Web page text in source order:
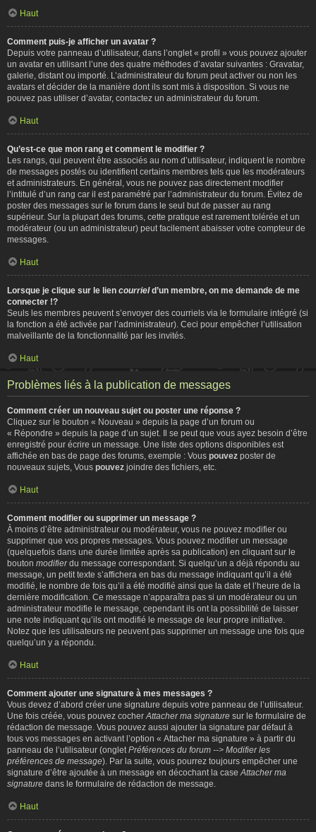
Haut
Comment puis-je afficher un avatar ?
Depuis votre panneau d’utilisateur, dans l’onglet « profil » vous pouvez ajouter
un avatar en utilisant l’une des quatre méthodes d’avatar suivantes : Gravatar,
galerie, distant ou importé. L’administrateur du forum peut activer ou non les
avatars et décider de la manière dont ils sont mis à disposition. Si vous ne
pouvez pas utiliser d’avatar, contactez un administrateur du forum.
Haut
Qu’est-ce que mon rang et comment le modifier ?
Les rangs, qui peuvent être associés au nom d’utilisateur, indiquent le nombre
de messages postés ou identifient certains membres tels que les modérateurs
et administrateurs. En général, vous ne pouvez pas directement modifier
l’intitulé d’un rang car il est paramétré par l’administrateur du forum. Évitez de
poster des messages sur le forum dans le seul but de passer au rang
supérieur. Sur la plupart des forums, cette pratique est rarement tolérée et un
modérateur (ou un administrateur) peut facilement abaisser votre compteur de
messages.
Haut
Lorsque je clique sur le lien courrield’un membre, on me demande de me
connecter !?
Seuls les membres peuvent s’envoyer des courriels via le formulaire intégré (si
la fonction a été activée par l’administrateur). Ceci pour empêcher l’utilisation
malveillante de la fonctionnalité par les invités.
Haut
Problèmes liés à la publication de messages
Comment créer un nouveau sujet ou poster une réponse ?
Cliquez sur le bouton « Nouveau » depuis la page d’un forum ou
« Répondre » depuis la page d’un sujet. Il se peut que vous ayez besoin d’être
enregistré pour écrire un message. Une liste des options disponibles est
affichée en bas de page des forums, exemple : Vous pouvez poster de
nouveaux sujets, Vous pouvez joindre des fichiers, etc.
Haut
Comment modifier ou supprimer un message ?
À moins d’être administrateur ou modérateur, vous ne pouvez modifier ou
supprimer que vos propres messages. Vous pouvez modifier un message
(quelquefois dans une durée limitée après sa publication) en cliquant sur le
bouton modifierdu message correspondant. Si quelqu’un a déjà répondu au
message, un petit texte s’affichera en bas du message indiquant qu’il a été
modifié, le nombre de fois qu’il a été modifié ainsi que la date et l’heure de la
dernière modification. Ce message n’apparaîtra pas si un modérateur ou un
administrateur modifie le message, cependant ils ont la possibilité de laisser
une note indiquant qu’ils ont modifié le message de leur propre initiative.
Notez que les utilisateurs ne peuvent pas supprimer un message une fois que
quelqu’un y a répondu.
Haut
Comment ajouter une signature à mes messages ?
Vous devez d’abord créer une signature depuis votre panneau de l’utilisateur.
Une fois créée, vous pouvez cocher Attacher ma signature sur le formulaire de
rédaction de message. Vous pouvez aussi ajouter la signature par défaut à
tous vos messages en activant l’option « Attacher ma signature » à partir du
panneau de l’utilisateur (onglet Préférences du forum --> Modifier les
préférences de message). Par la suite, vous pourrez toujours empêcher une
signature d’être ajoutée à un message en décochant la case Attacher ma
signature dans le formulaire de rédaction de message.
Haut